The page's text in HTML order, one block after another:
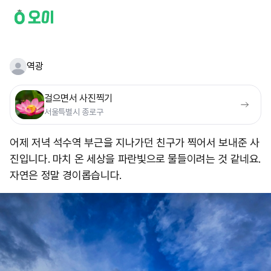
역광
걸으면서 사진찍기
서울특별시 종로구
어제 저녁 석수역 부근을 지나가던 친구가 찍어서 보내준 사
진입니다. 마치 온 세상을 파란빛으로 물들이려는 것 같네요.
자연은 정말 경이롭습니다.